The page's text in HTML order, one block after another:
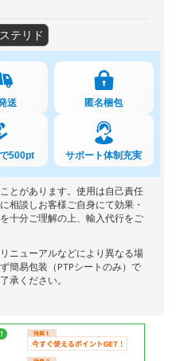
テリド
送 匿名梱包
500pt サポート体制充実
とがあります。使用は自己責任
相談しお客様ご自身にて効果・
十分ご理解の上、輸入代行をご
ニューアルなどにより異なる場
簡易包装（PTPシートのみ）で
承ください。